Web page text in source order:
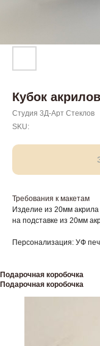
Кубок
Студия 3Д-Арт Стеклов
SKU:
Требования к макетам
Изделие из 20мм
на подставке из 20мм
Персонализация: УФ
Подарочная коробочка
Подарочная коробочка